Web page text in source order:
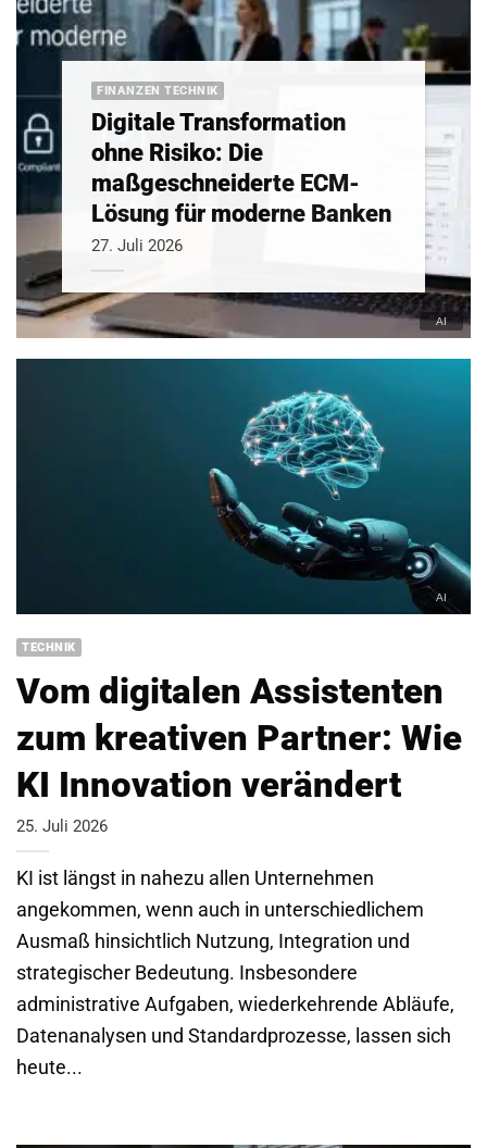
FINANZEN TECHNIK
Digitale Transformation
ohne Risiko: Die
maßgeschneiderte ECM-
Lösung für moderne Banken
27. Juli 2026
TECHNIK
Vom digitalen Assistenten
zum kreativen Partner: Wie
KI Innovation verändert
25. Juli 2026
KI ist längst in nahezu allen Unternehmen
angekommen, wenn auch in unterschiedlichem
Ausmaß hinsichtlich Nutzung, Integration und
strategischer Bedeutung. Insbesondere
administrative Aufgaben, wiederkehrende Abläufe,
Datenanalysen und Standardprozesse, lassen sich
heute...